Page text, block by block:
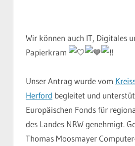
Wir können auch IT, Digitales
Papierkram
Unser Antrag wurde vom
Herford begleitet und
Europäischen Fonds für
des Landes NRW genehmigt.
Thomas Moosmayer